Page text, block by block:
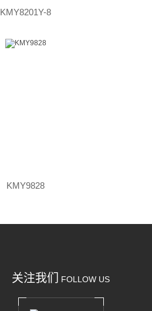
KMY8201Y-8
KMY9828
关注我们 FOLLOW US